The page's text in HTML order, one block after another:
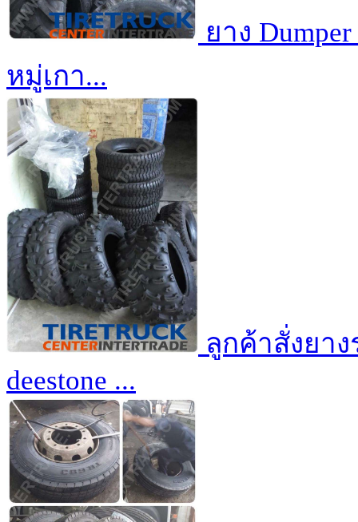
ยาง
หมู่เกา...
ลูกค้าสั่งยาง
deestone ...